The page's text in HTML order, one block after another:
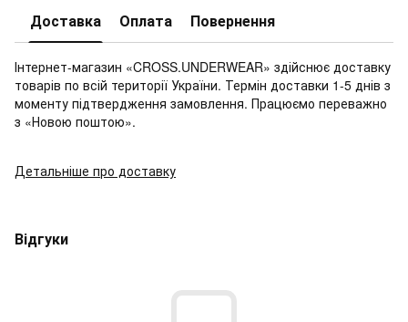
Доставка Оплата Повернення
Інтернет-магазин «CROSS.UNDERWEAR» здійснює доставку
товарів по всій території України. Термін доставки 1-5 днів з
моменту підтвердження замовлення. Працюємо переважно
з «Новою поштою».
Детальніше про доставку
Відгуки